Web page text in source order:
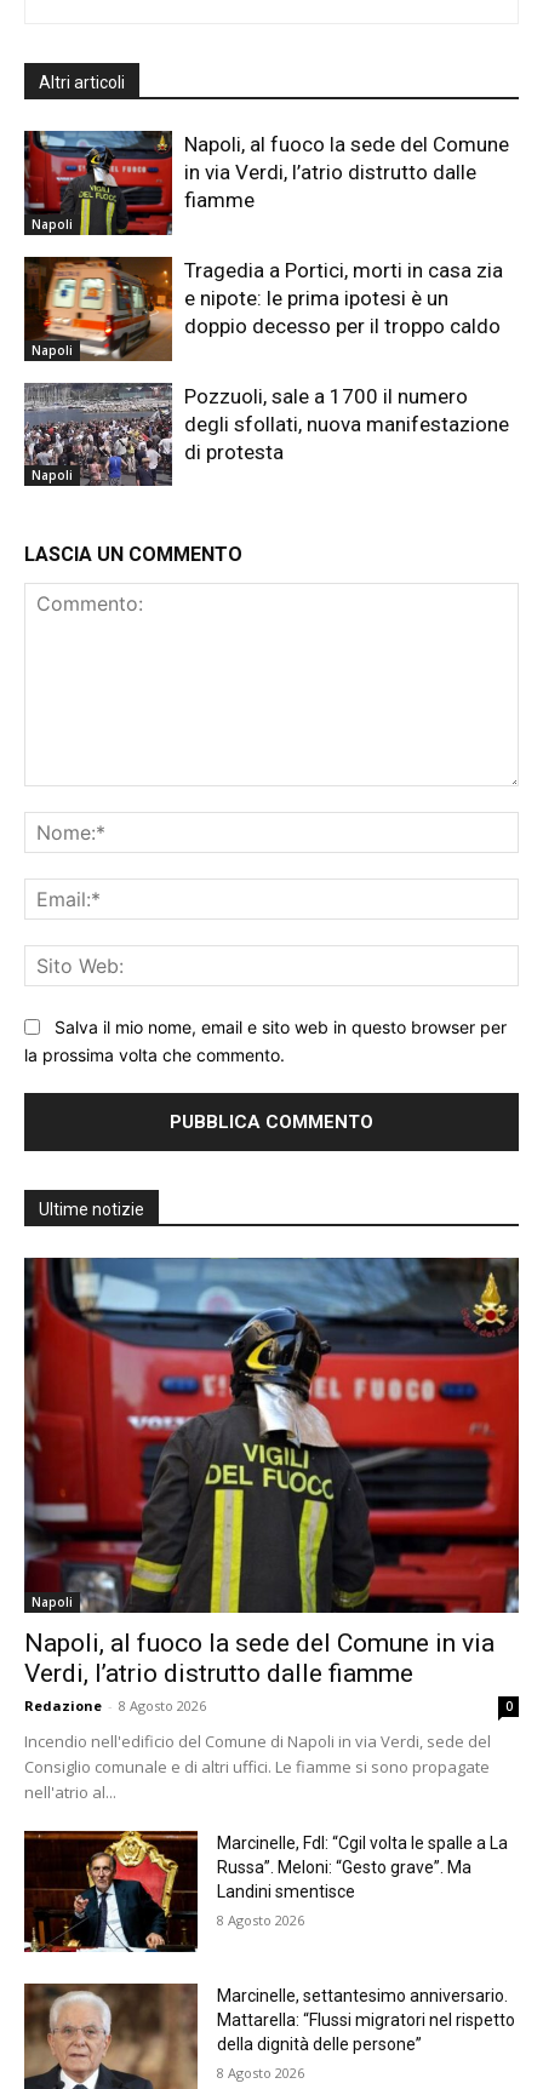
Altri articoli
Napoli
Napoli, al fuoco la sede del Comune
in via Verdi, l’atrio distrutto dalle
fiamme
Napoli
Tragedia a Portici, morti in casa zia
e nipote: le prima ipotesi è un
doppio decesso per il troppo caldo
Napoli
Pozzuoli, sale a 1700 il numero
degli sfollati, nuova manifestazione
di protesta
LASCIA UN COMMENTO
Salva il mio nome, email e sito web in questo browser per
la prossima volta che commento.
Ultime notizie
Napoli
Napoli, al fuoco la sede del Comune in via
Verdi, l’atrio distrutto dalle fiamme
Redazione - 8 Agosto 2026 0
Incendio nell'edificio del Comune di Napoli in via Verdi, sede del
Consiglio comunale e di altri uffici. Le fiamme si sono propagate
nell'atrio al...
Marcinelle, FdI: “Cgil volta le spalle a La
Russa”. Meloni: “Gesto grave”. Ma
Landini smentisce
8 Agosto 2026
Marcinelle, settantesimo anniversario.
Mattarella: “Flussi migratori nel rispetto
della dignità delle persone”
8 Agosto 2026